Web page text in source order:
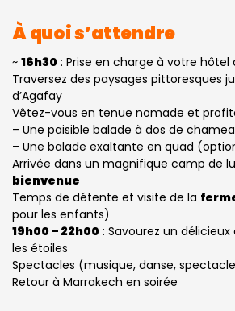
À quoi s’attendre
~ 16h30 : Prise en charge à votre hôtel
Traversez des paysages pittoresques
d’Agafay
Vêtez-vous en tenue nomade et
– Une paisible balade à dos de
– Une balade exaltante en quad
Arrivée dans un magnifique camp de
bienvenue
Temps de détente et visite de la
pour les enfants)
19h00 – 22h00 : Savourez un
les étoiles
Spectacles (musique, danse,
Retour à Marrakech en soirée